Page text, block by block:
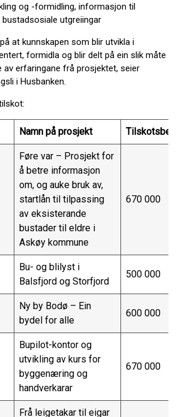
og -formidling, informasjon til
utgreiingar
at kunnskapen som blir utvikla i
formidla og blir delt på ein slik måte
av erfaringane frå prosjektet, seier
i Husbanken.
Namn på prosjekt
Føre var – Prosjekt for
å betre informasjon
om, og auke bruk av,
startlån til tilpassing
av eksisterande
bustader til eldre i
Askøy kommune
670 000
Bu- og blilyst i
Balsfjord og Storfjord
500 000
Ny by Bodø – Ein
bydel for alle
600 000
Bupilot-kontor og
utvikling av kurs for
byggenæring og
handverkarar
670 000
Frå leigetakar til eigar